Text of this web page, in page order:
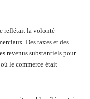
reflétait la volonté
Des taxes et des
revenus substantiels pour
le commerce était